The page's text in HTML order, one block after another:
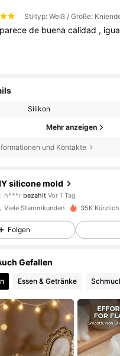
parecede buenacalidad ,
Silikon
Mehr anzeigen
und Kontakte
silicone mold
i***0istVor 17 Stunden
602 Follower
Viele Stammkunden 35K
Folgen
Gefallen
Essen & Getränke